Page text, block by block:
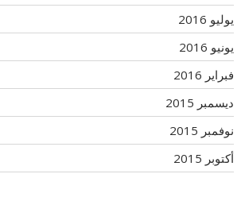
يوليو 2016
يونيو 2016
فبراير 2016
ديسمبر 2015
نوفمبر 2015
أكتوبر 2015